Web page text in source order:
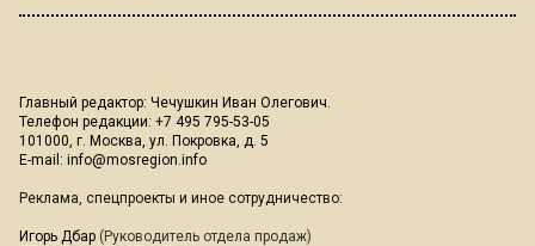
Главный редактор: Чечушкин Иван Олегович.
Телефон редакции: +7 495 795-53-05
101000, г. Москва, ул. Покровка, д. 5
E-mail: info@mosregion.info
Реклама, спецпроекты и иное сотрудничество:
Игорь Дбар (Руководитель отдела продаж)